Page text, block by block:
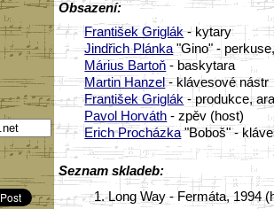
Obsazení:
František Griglák- kytary
Jindřich Plánka"Gino" -
Márius Bartoň - baskytara
Martin Hanzel- klávesové nástr
František Griglák- produkce,
Pavol Horváth - zpěv (host)
Erich Procházka"Boboš" -
Seznam skladeb:
1. Long Way - Fermáta, 1994